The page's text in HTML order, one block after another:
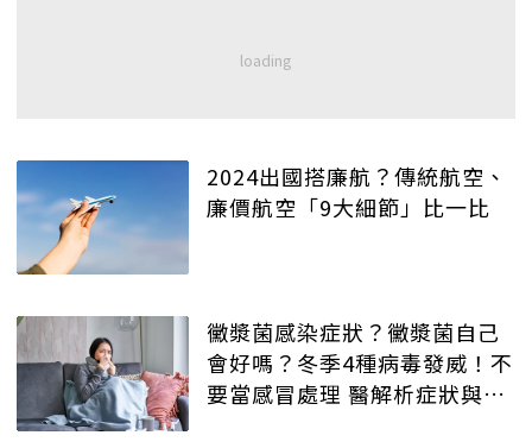
2024出國搭廉航？傳統航空、
廉價航空「9大細節」比一比
黴漿菌感染症狀？黴漿菌自己
會好嗎？冬季4種病毒發威！不
要當感冒處理 醫解析症狀與治